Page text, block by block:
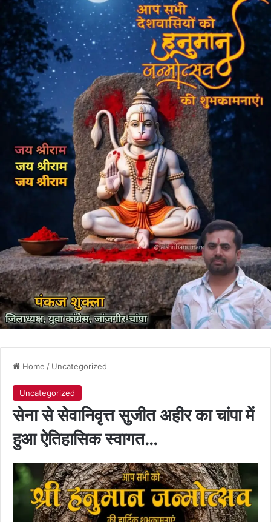
Home / Uncategorized
Uncategorized
सेना से सेवानिवृत्त सुजीत अहीर का चांपा में
हुआ ऐतिहासिक स्वागत…